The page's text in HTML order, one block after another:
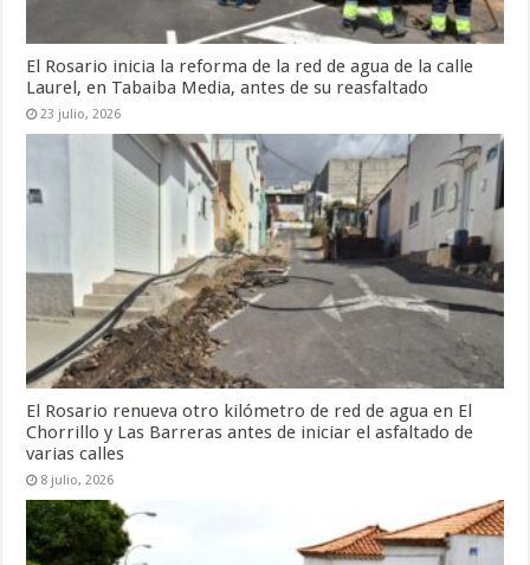
El Rosario inicia la reforma de la red de agua de la calle
Laurel, en Tabaiba Media, antes de su reasfaltado
23 julio, 2026
El Rosario renueva otro kilómetro de red de agua en El
Chorrillo y Las Barreras antes de iniciar el asfaltado de
varias calles
8 julio, 2026